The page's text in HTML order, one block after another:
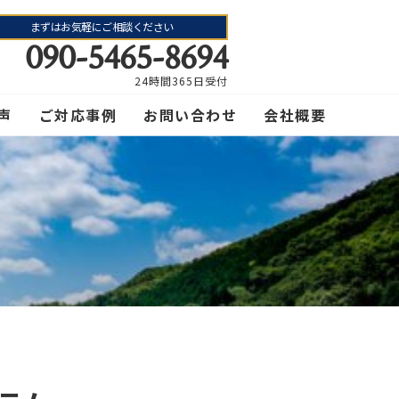
まずはお気軽にご相談ください
090-5465-8694
24時間365日受付
ご対応事例 お問い合わせ 会社概要